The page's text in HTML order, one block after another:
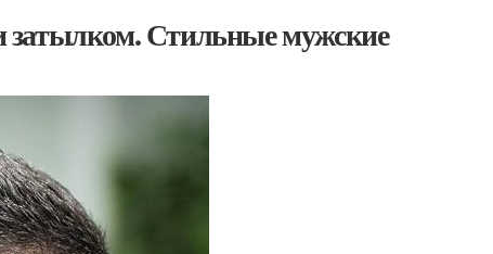
Стильные мужские